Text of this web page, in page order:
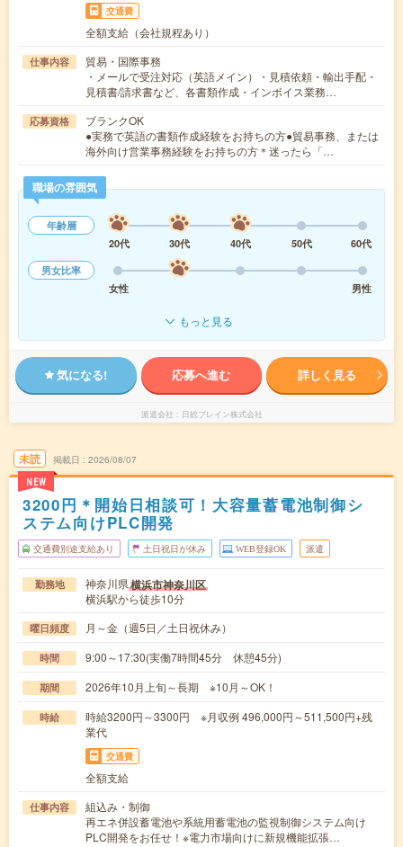
交通費
全額支給（会社規程あり）
仕事内容
貿易・国際事務
・メールで受注対応（英語メイン）・見積依頼・輸出手配・
見積書/請求書など、各書類作成・インボイス業務…
応募資格
ブランクOK
●実務で英語の書類作成経験をお持ちの方●貿易事務、または
海外向け営業事務経験をお持ちの方＊迷ったら「…
職場の雰囲気
年齢層
20代
30代 40代 50代
60代
男女比率
女性
男性
もっと見る
気になる! 応募へ進む 詳しく見る
派遣会社 日総ブレイン株式会社
未読
NEW
掲載日 2026/08/07
3200円＊開始日相談可！大容量蓄電池制御シ
ステム向けPLC開発
交通費別途支給あり 土日祝日が休み WEB登録OK 派遣
勤務地 神奈川県横浜市神奈川区
横浜駅から徒歩10分
曜日頻度 月～金（週5日／土日祝休み）
時間 9:00～17:30(実働7時間45分 休憩45分)
期間 2026年10月上旬～長期 ※10月～OK！
時給
時給3200円～3300円 ※月収例 496,000円～511,500円+残
業代
交通費
全額支給
仕事内容
組込み・制御
再エネ併設蓄電池や系統用蓄電池の監視制御システム向け
PLC開発をお任せ！※電力市場向けに新規機能拡張…